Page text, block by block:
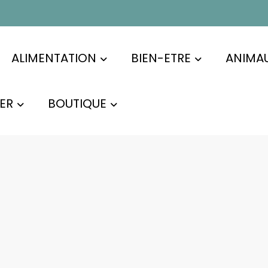
ALIMENTATION BIEN-ETRE
BOUTIQUE